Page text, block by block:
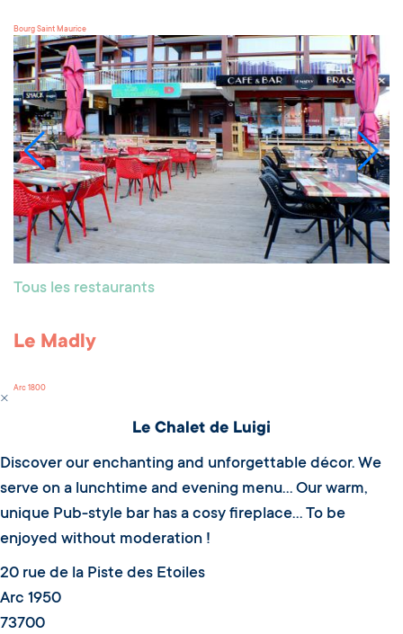
Bourg Saint Maurice
Tous les restaurants
Le Madly
Arc 1800
Le Chalet de Luigi
Discover our enchanting and unforgettable décor. We
serve on a lunchtime and evening menu... Our warm,
unique Pub-style bar has a cosy fireplace... To be
enjoyed without moderation !
20 rue de la Piste des Etoiles
Arc 1950
73700